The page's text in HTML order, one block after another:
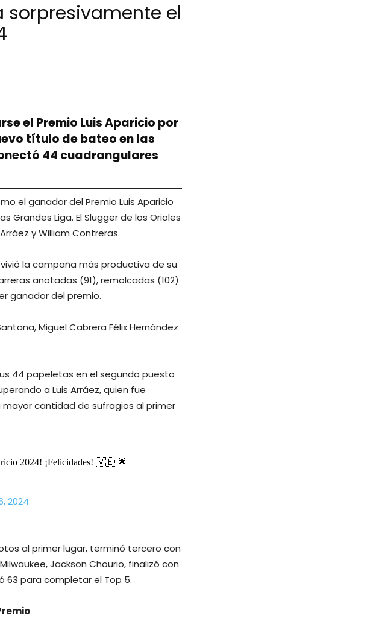
sorpresivamente el
el Premio Luis Aparicio por
título de bateo en las
44 cuadrangulares
el ganador del Premio Luis Aparicio
Liga. El Slugger de los Orioles
y William Contreras.
la campaña más productiva de su
anotadas (91), remolcadas (102)
ganador del premio.
Miguel Cabrera Félix Hernández
44 papeletas en el segundo puesto
a Luis Arráez, quien fue
cantidad de sufragios al primer
2024! ¡Felicidades! 🇻🇪 🌟
2024
al primer lugar, terminó tercero con
Jackson Chourio, finalizó con
63 para completar el Top 5.